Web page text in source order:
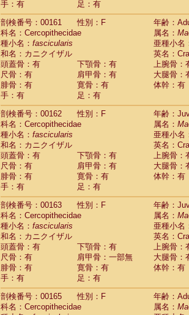
手：有
足：有
剖検番号：00161
性別：F
年齢：
科名：Cercopithecidae
属名：
種小名： fascicularis
亜種小名
和名：カニクイザル
英名：
頭蓋骨：有
下顎骨：有
上腕骨：
尺骨：有
肩甲骨：有
大腿骨：
腓骨：有
寛骨：有
体幹：有
手：有
足：有
剖検番号：00162
性別：F
年齢：
科名：Cercopithecidae
属名：
種小名： fascicularis
亜種小名
和名：カニクイザル
英名：
頭蓋骨：有
下顎骨：有
上腕骨：
尺骨：有
肩甲骨：有
大腿骨：
腓骨：有
寛骨：有
体幹：有
手：有
足：有
剖検番号：00163
性別：F
年齢：
科名：Cercopithecidae
属名：
種小名： fascicularis
亜種小名
和名：カニクイザル
英名：
頭蓋骨：有
下顎骨：有
上腕骨：
尺骨：有
肩甲骨：一部無
大腿骨：
腓骨：有
寛骨：有
体幹：有
手：有
足：有
剖検番号：00165
性別：F
年齢：
科名：Cercopithecidae
属名：